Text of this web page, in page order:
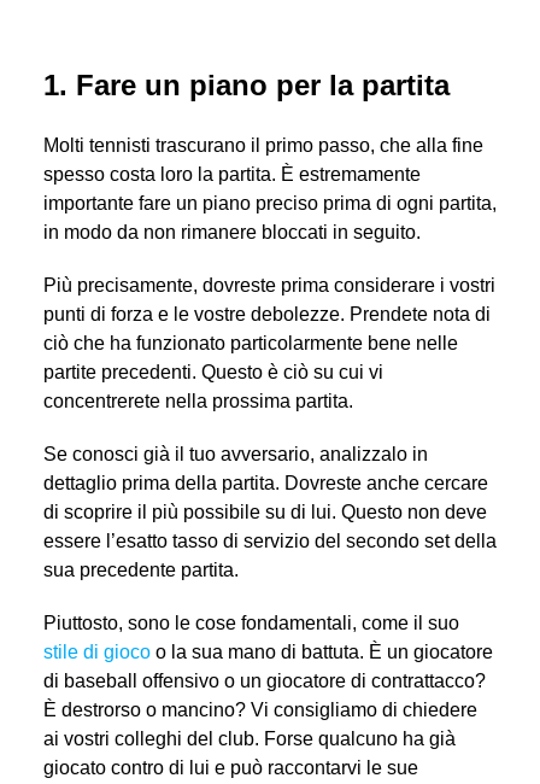
1. Fare un piano per la partita
Molti tennisti trascurano il primo passo, che alla fine
spesso costa loro la partita. È estremamente
importante fare un piano preciso prima di ogni partita,
in modo da non rimanere bloccati in seguito.
Più precisamente, dovreste prima considerare i vostri
punti di forza e le vostre debolezze. Prendete nota di
ciò che ha funzionato particolarmente bene nelle
partite precedenti. Questo è ciò su cui vi
concentrerete nella prossima partita.
Se conosci già il tuo avversario, analizzalo in
dettaglio prima della partita. Dovreste anche cercare
di scoprire il più possibile su di lui. Questo non deve
essere l’esatto tasso di servizio del secondo set della
sua precedente partita.
Piuttosto, sono le cose fondamentali, come il suo
stile di giocoo la sua mano di battuta. È un giocatore
di baseball offensivo o un giocatore di contrattacco?
È destrorso o mancino? Vi consigliamo di chiedere
ai vostri colleghi del club. Forse qualcuno ha già
giocato contro di lui e può raccontarvi le sue